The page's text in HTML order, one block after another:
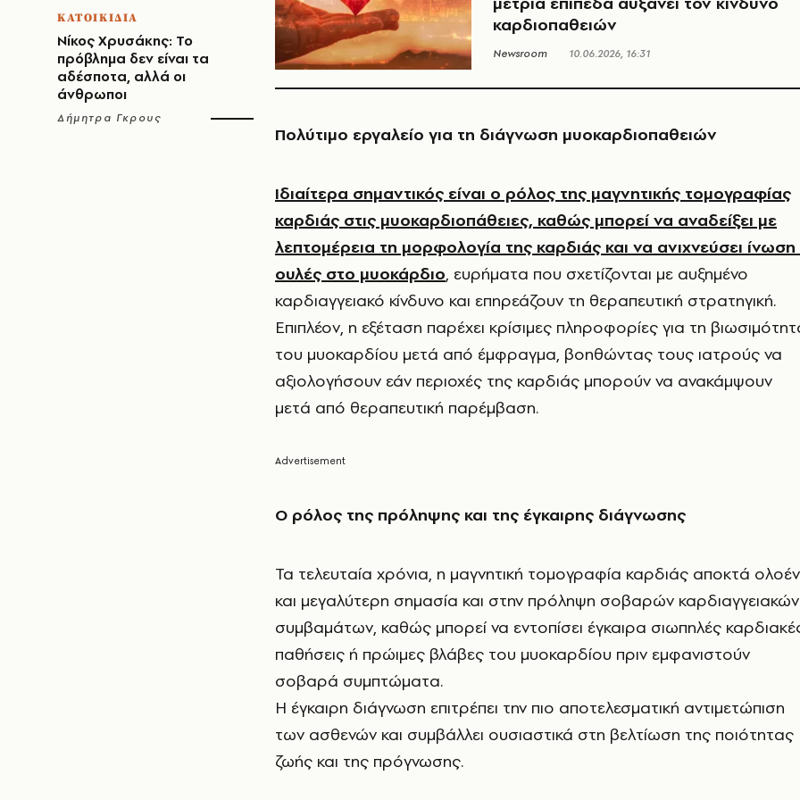
ΚΑΤΟΙΚΙΔΙΑ
Νίκος Χρυσάκης: Το
πρόβλημα δεν είναι τα
αδέσποτα, αλλά οι
άνθρωποι
Δήμητρα Γκρους
καρδιοπαθειών
Newsroom 10.06.2026, 16:31
Πολύτιμο εργαλείο για τη διάγνωση μυοκαρδιοπαθειών
Ιδιαίτερα σημαντικός είναι ο ρόλος της μαγνητικής τομογραφίας
καρδιάς στις μυοκαρδιοπάθειες, καθώς μπορεί να αναδείξει με
λεπτομέρεια τη μορφολογία της καρδιάς και να ανιχνεύσει
ουλές στο μυοκάρδιο, ευρήματα που σχετίζονται με αυξημένο
καρδιαγγειακό κίνδυνο και επηρεάζουν τη θεραπευτική στρατηγική.
Επιπλέον, η εξέταση παρέχει κρίσιμες πληροφορίες για τη
του μυοκαρδίου μετά από έμφραγμα, βοηθώντας τους ιατρούς να
αξιολογήσουν εάν περιοχές της καρδιάς μπορούν να ανακάμψουν
μετά από θεραπευτική παρέμβαση.
Ο ρόλος της πρόληψης και της έγκαιρης διάγνωσης
Τα τελευταία χρόνια, η μαγνητική τομογραφία καρδιάς αποκτά
και μεγαλύτερη σημασία και στην πρόληψη σοβαρών καρδιαγγειακών
συμβαμάτων, καθώς μπορεί να εντοπίσει έγκαιρα σιωπηλές
παθήσεις ή πρώιμες βλάβες του μυοκαρδίου πριν εμφανιστούν
σοβαρά συμπτώματα.
Η έγκαιρη διάγνωση επιτρέπει την πιο αποτελεσματική αντιμετώπιση
των ασθενών και συμβάλλει ουσιαστικά στη βελτίωση της ποιότητας
ζωής και της πρόγνωσης.